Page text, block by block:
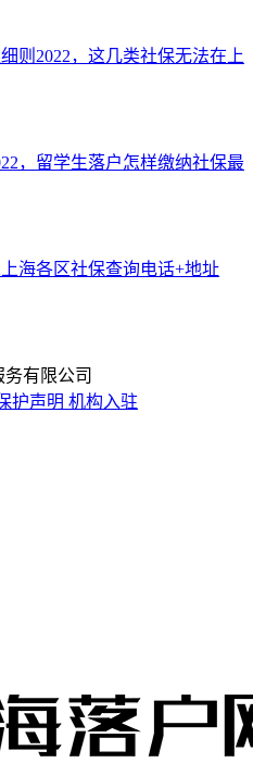
则2022，这几类社保无法在上
，留学生落户怎样缴纳社保最
海各区社保查询电话+地址
务有限公司
护声明 机构入驻